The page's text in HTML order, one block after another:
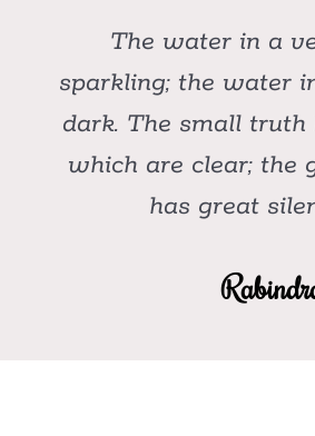
The water in a
sparkling; the water
dark. The small truth
which are clear; the
has great